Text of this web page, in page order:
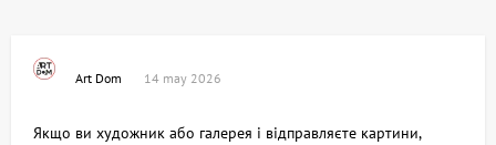
Art Dom 14 may 2026
Якщо ви художник або галерея і відправляєте картини,